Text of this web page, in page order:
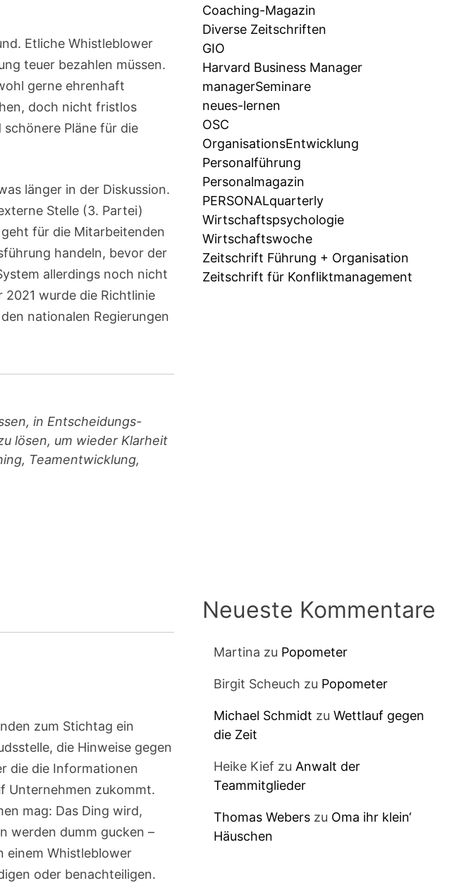
Etliche Whistleblower
teuer bezahlen müssen.
gerne ehrenhaft
doch nicht fristlos
Pläne für die
länger in der Diskussion.
Stelle (3. Partei)
für die Mitarbeitenden
handeln, bevor der
allerdings noch nicht
wurde die Richtlinie
nationalen Regierungen
in Entscheidungs-
lösen, um wieder Klarheit
Teamentwicklung,
zum Stichtag ein
die Hinweise gegen
die die Informationen
Unternehmen zukommt.
mag: Das Ding wird,
werden dumm gucken –
einem Whistleblower
oder benachteiligen.
Coaching-Magazin
Diverse Zeitschriften
GIO
Harvard Business Manager
managerSeminare
neues-lernen
OSC
OrganisationsEntwicklung
Personalführung
Personalmagazin
PERSONALquarterly
Wirtschaftspsychologie
Wirtschaftswoche
Zeitschrift Führung + Organisation
Zeitschrift für Konfliktmanagement
Neueste Kommentare
Martina zu Popometer
Birgit Scheuch zu Popometer
Michael Schmidt zu Wettlauf gegen
die Zeit
Heike Kief zu Anwalt der
Teammitglieder
Thomas Weberszu Oma ihr klein‘
Häuschen